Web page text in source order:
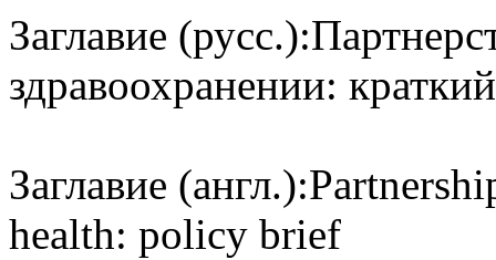
Заглавие (русс.):
здравоохранении:
Заглавие (англ.):
health: policy brief